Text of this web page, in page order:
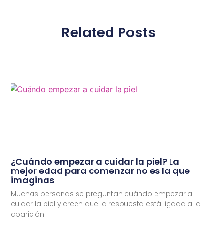
Related Posts
¿Cuándo empezar a cuidar la piel? La
mejor edad para comenzar no es la que
imaginas
Muchas personas se preguntan cuándo empezar a
cuidar la piel y creen que la respuesta está ligada a la
aparición